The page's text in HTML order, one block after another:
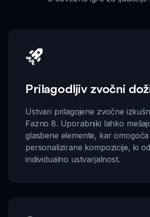
Prilagodljiv zvočni
Ustvari prilagojene zvočne
Fazno 8. Uporabniki lahko
glasbene elemente, kar omogoča
personalizirane kompozicije, ki
individualno ustvarjalnost.